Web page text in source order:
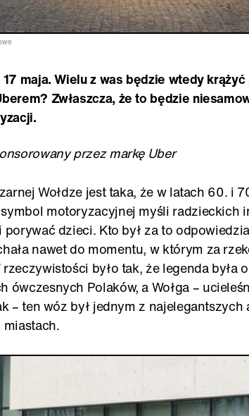
17 maja. Wielu z was będzie wtedy
Zwłaszcza, że to będzie
przez markę Uber
Wołdze jest taka, że w latach 60. i
motoryzacyjnej myśli radzieckich
porywać dzieci. Kto był za to
nawet do momentu, w którym za
rzeczywistości było tak, że legenda była
ówczesnych Polaków, a Wołga –
– ten wóz był jednym z